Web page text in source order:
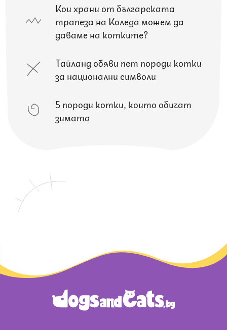
Кои храни от българската
трапеза на Коледа можем да
даваме на котките?
Тайланд обяви пет породи котки
за национални символи
5 породи котки, които обичат
зимата